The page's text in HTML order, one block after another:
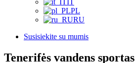
IT
PL
RU
Susisiekite su mumis
Tenerifės vandens sportas